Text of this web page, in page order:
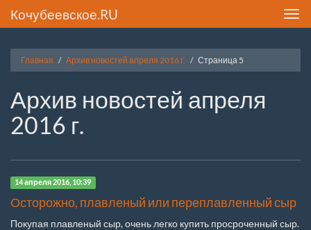
Кочубеевское.RU
Главная Архив новостей апреля 2016 г. Страница 5
Архив новостей апреля
2016 г.
14 апреля 2016, 10:39
Осторожно, плавленый или переплавленный сыр
Покупая плавленый сыр, очень легко купить просроченный сыр.